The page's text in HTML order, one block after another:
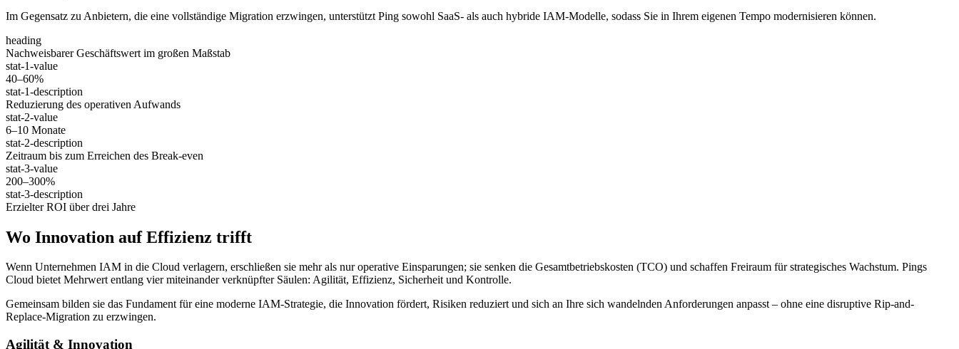
Im Gegensatz zu Anbietern, die eine vollständige Migration erzwingen, unterstützt Ping sowohl SaaS- als auch hybride IAM-Modelle, sodass Sie in Ihrem eigenen Tempo modernisieren können.
heading
Nachweisbarer Geschäftswert im großen Maßstab
stat-1-value
40–60%
stat-1-description
Reduzierung des operativen Aufwands
stat-2-value
6–10 Monate
stat-2-description
Zeitraum bis zum Erreichen des Break-even
stat-3-value
200–300%
stat-3-description
Erzielter ROI über drei Jahre
Wo Innovation auf Effizienz trifft
Wenn Unternehmen IAM in die Cloud verlagern, erschließen sie mehr als nur operative Einsparungen; sie senken die Gesamtbetriebskosten (TCO) und schaffen Freiraum für strategisches Wachstum. Pings
Cloud bietet Mehrwert entlang vier miteinander verknüpfter Säulen: Agilität, Effizienz, Sicherheit und Kontrolle.
Gemeinsam bilden sie das Fundament für eine moderne IAM-Strategie, die Innovation fördert, Risiken reduziert und sich an Ihre sich wandelnden Anforderungen anpasst – ohne eine disruptive Rip-and-
Replace-Migration zu erzwingen.
Agilität & Innovation